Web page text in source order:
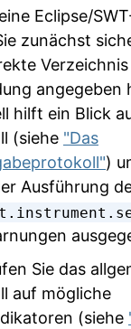
Eclipse/
zunächst
angegeben
hilft ein Blick
(siehe "Das
)
Ausführung
Sie das
auf mögliche
(siehe